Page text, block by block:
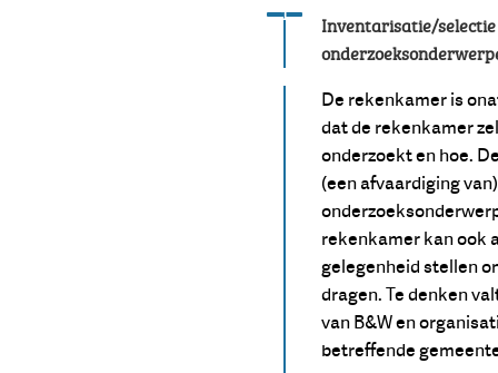
Inventarisatie/
Status: Actief
Opvolgingsnummer:
1
De rekenkamer is
dat de rekenkamer
onderzoekt en hoe.
(een afvaardiging
rekenkamer kan ook
gelegenheid stellen
dragen. Te denken
van B&W en
betreffende